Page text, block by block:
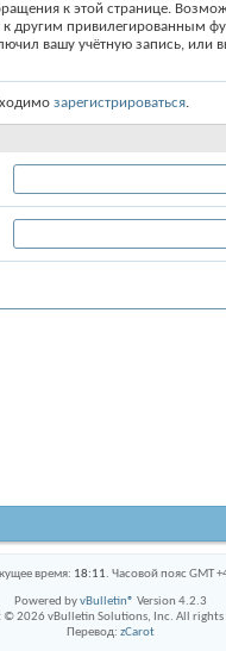
к этой странице.
другим привилегированным
вашу учётную запись, или
зарегистрироваться.
время: 18:11. Часовой пояс GMT
Powered byvBulletin® Version 4.2.3
© 2026 vBulletin Solutions, Inc. All rights
Перевод: zCarot